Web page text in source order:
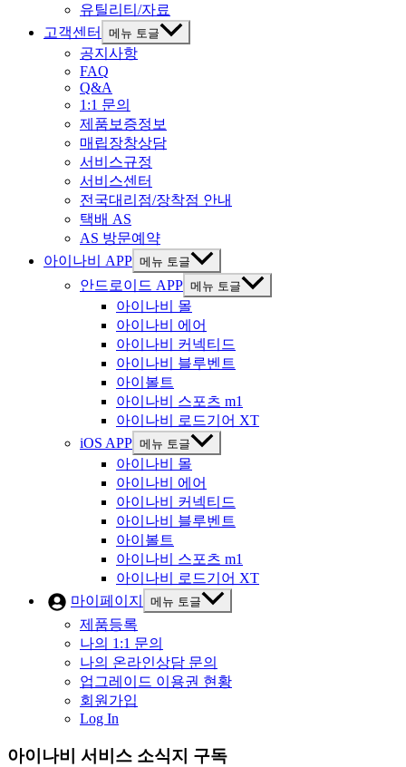
유틸리티/자료
고객센터
메뉴 토글
공지사항
FAQ
Q&A
1:1 문의
제품보증정보
매립장창상담
서비스규정
서비스센터
전국대리점/장착점 안내
택배 AS
AS 방문예약
아이나비 APP 메뉴 토글
안드로이드 APP 메뉴 토글
아이나비 몰
아이나비 에어
아이나비 커넥티드
아이나비 블루벤트
아이볼트
아이나비 스포츠 m1
아이나비 로드기어 XT
iOS APP 메뉴 토글
아이나비 몰
아이나비 에어
아이나비 커넥티드
아이나비 블루벤트
아이볼트
아이나비 스포츠 m1
아이나비 로드기어 XT
마이페이지
메뉴 토글
제품등록
나의 1:1 문의
나의 온라인상담 문의
업그레이드 이용권 현황
회원가입
Log In
아이나비 서비스 소식지 구독